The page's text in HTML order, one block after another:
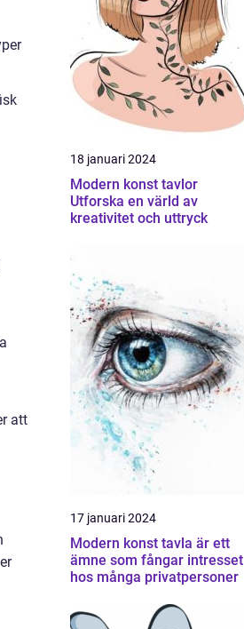
att
18 januari 2024
Modern konst tavlor
Utforska en värld av
kreativitet och uttryck
17 januari 2024
Modern konst tavla är ett
ämne som fångar intresset
hos många privatpersoner